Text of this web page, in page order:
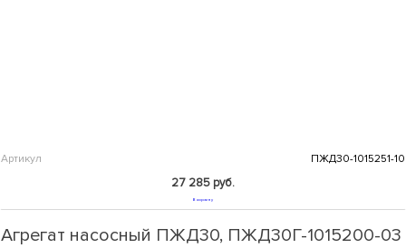
Артикул ПЖД30-1015251-10
27 285 руб.
В корзину
Агрегат насосный ПЖД30, ПЖД30Г-1015200-03